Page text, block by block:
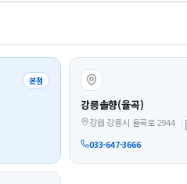
본점
강릉솔향(율곡)
강원 강릉시 율곡로 2944
033-647-3666